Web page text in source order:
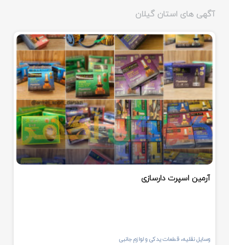
آگهی های استان گیلان
آرمین اسپرت دارسازی
وسایل نقلیه، قطعات یدکی و لوازم جانبی